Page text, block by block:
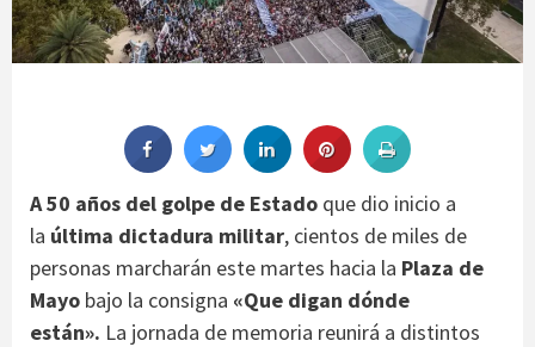
A 50 años del golpe de Estado que dio inicio a
la última dictadura militar, cientos de miles de
personas marcharán este martes hacia la Plaza de
Mayo bajo la consigna «Que digan dónde
están». La jornada de memoria reunirá a distintos